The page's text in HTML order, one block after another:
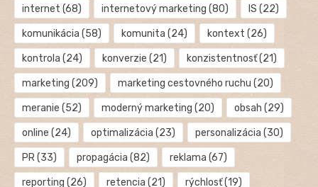
internet (68) internetový marketing (80) IS (22)
komunikácia (58) komunita (24) kontext (26)
kontrola (24) konverzie (21) konzistentnosť(21)
marketing (209) marketing cestovného ruchu (20)
meranie (52) moderný marketing (20) obsah (29)
online (24) optimalizácia (23) personalizácia (30)
PR(33) propagácia (82) reklama (67)
reporting (26) retencia (21) rýchlosť(19)